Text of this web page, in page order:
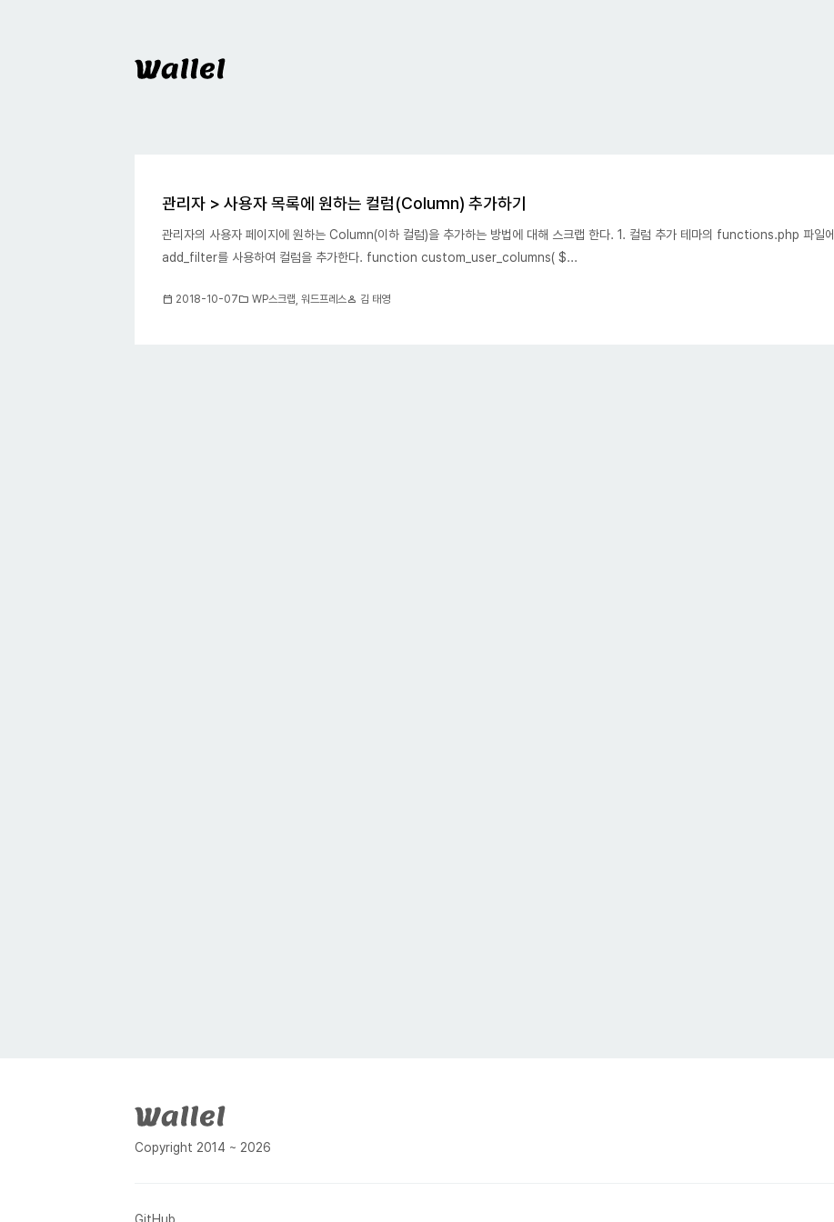
Wallel
관리자 > 사용자 목록에 원하는 컬럼(Column) 추가하기
관리자의 사용자 페이지에 원하는 Column(이하 컬럼)을 추가하는 방법에 대해 스크랩 한다. 1. 컬럼 추가 테마의 functions.php 파일에
add_filter를 사용하여 컬럼을 추가한다. function custom_user_columns( $...
calendar_today 2018-10-07folder WP스크랩 워드프레스person 김 태영
Copyright 2014 ~ 2026